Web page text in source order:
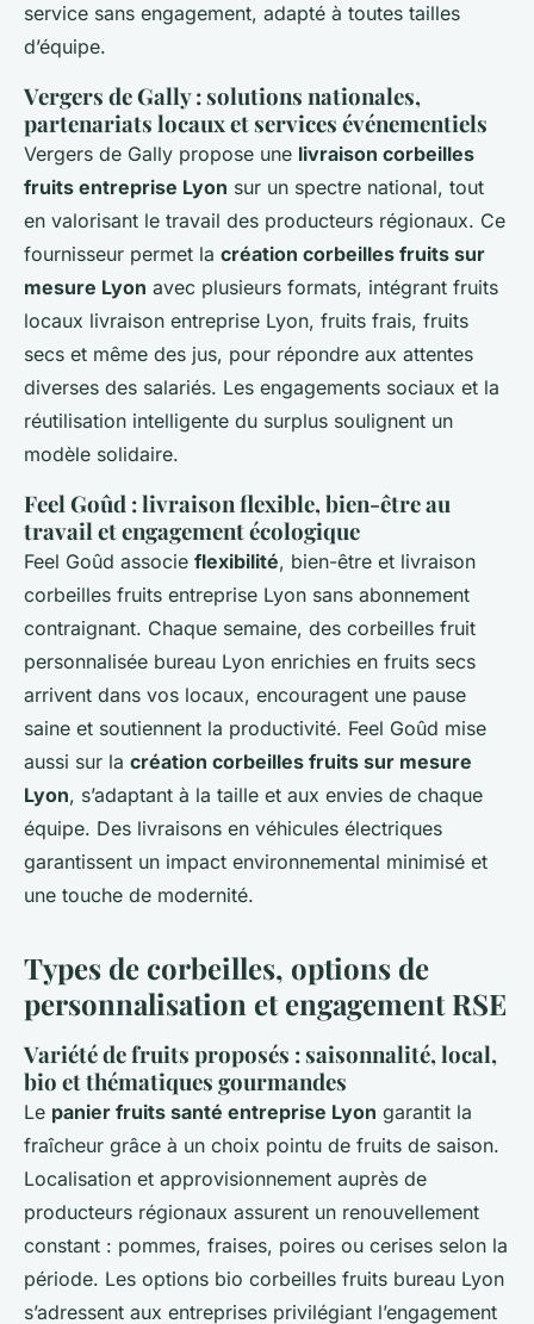
service sans engagement, adapté à toutes tailles
d’équipe.
Vergers de Gally : solutions nationales,
partenariats locaux et services événementiels
Vergers de Gally propose une livraison corbeilles
fruits entreprise Lyon sur un spectre national, tout
en valorisant le travail des producteurs régionaux. Ce
fournisseur permet la création corbeilles fruits sur
mesure Lyon avec plusieurs formats, intégrant fruits
locaux livraison entreprise Lyon, fruits frais, fruits
secs et même des jus, pour répondre aux attentes
diverses des salariés. Les engagements sociaux et la
réutilisation intelligente du surplus soulignent un
modèle solidaire.
Feel Goûd : livraison flexible, bien-être au
travail et engagement écologique
Feel Goûd associe flexibilité, bien-être et livraison
corbeilles fruits entreprise Lyon sans abonnement
contraignant. Chaque semaine, des corbeilles fruit
personnalisée bureau Lyon enrichies en fruits secs
arrivent dans vos locaux, encouragent une pause
saine et soutiennent la productivité. Feel Goûd mise
aussi sur la création corbeilles fruits sur mesure
Lyon, s’adaptant à la taille et aux envies de chaque
équipe. Des livraisons en véhicules électriques
garantissent un impact environnemental minimisé et
une touche de modernité.
Types de corbeilles, options de
personnalisation et engagement RSE
Variété de fruits proposés : saisonnalité, local,
bio et thématiques gourmandes
Le panier fruits santé entreprise Lyon garantit la
fraîcheur grâce à un choix pointu de fruits de saison.
Localisation et approvisionnement auprès de
producteurs régionaux assurent un renouvellement
constant : pommes, fraises, poires ou cerises selon la
période. Les options bio corbeilles fruits bureau Lyon
s’adressent aux entreprises privilégiant l’engagement